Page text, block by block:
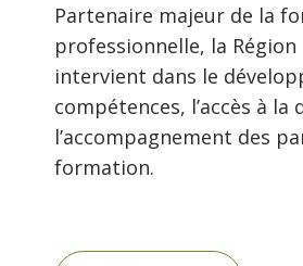
Partenaire majeur de la
professionnelle, la
intervient dans le
compétences, l’accès à
l’accompagnement des
formation.